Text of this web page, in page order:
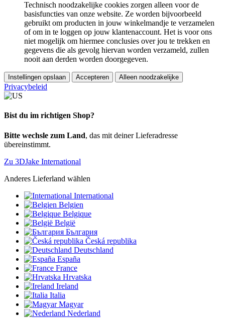
Technisch noodzakelijke cookies zorgen alleen voor de
basisfuncties van onze website. Ze worden bijvoorbeeld
gebruikt om producten in jouw winkelmandje te verzamelen
of om in te loggen op jouw klantenaccount. Het is voor ons
niet mogelijk om hiermee conclusies over jou te trekken en
gegevens die als gevolg hiervan worden verzameld, zullen
nooit aan derden worden doorgegeven.
Instellingen opslaan Accepteren Alleen noodzakelijke
Privacybeleid
Bist du im richtigen Shop?
Bitte wechsle zum Land, das mit deiner Lieferadresse
übereinstimmt.
Zu 3DJake International
Anderes Lieferland wählen
International
Belgien
Belgique
België
България
Česká republika
Deutschland
España
France
Hrvatska
Ireland
Italia
Magyar
Nederland